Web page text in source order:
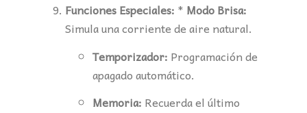
Funciones Especiales: * Modo Brisa:
Simula una corriente de aire natural.
Temporizador: Programación de
apagado automático.
Memoria: Recuerda el último